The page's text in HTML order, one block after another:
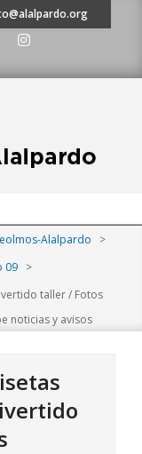
Alalpardo
>
09
>
taller / Fotos
noticias y avisos